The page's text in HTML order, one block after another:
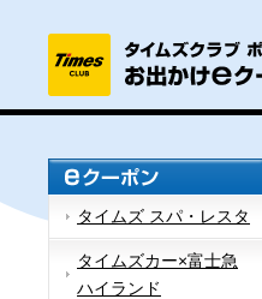
タイムズ スパ・レスタ
タイムズカー×富士急
ハイランド